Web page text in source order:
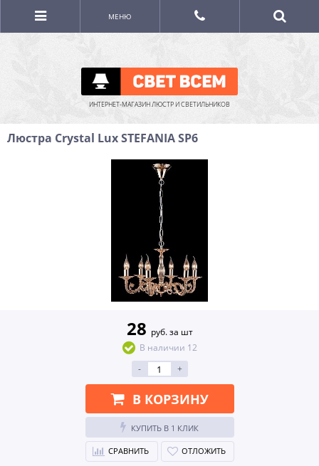
ИНТЕРНЕТ-МАГАЗИН ЛЮСТР И СВЕТИЛЬНИКОВ
МЕНЮ
Люстра Crystal Lux STEFANIA SP6
28 руб. за шт
В наличии 12
-
+
В КОРЗИНУ
КУПИТЬ В 1 КЛИК
СРАВНИТЬ ОТЛОЖИТЬ